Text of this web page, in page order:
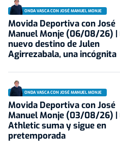
ONDA VASCA CON JOSÉ MANUEL MONJE
Movida Deportiva con José
Manuel Monje (06/08/26) |
nuevo destino de Julen
Agirrezabala, una incógnita
ONDA VASCA CON JOSÉ MANUEL MONJE
Movida Deportiva con José
Manuel Monje (03/08/26) |
Athletic suma y sigue en
pretemporada